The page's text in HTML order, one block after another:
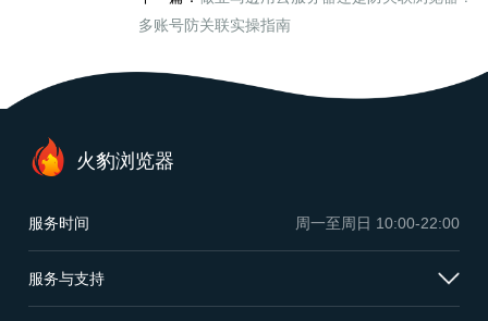
多账号防关联实操指南
服务时间 周一至周日 10:00-22:00
火豹浏览器
服务与支持